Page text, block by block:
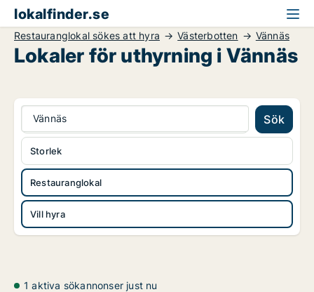
lokalfinder.se
Restauranglokal sökes att hyra Västerbotten Vännäs
Lokaler för uthyrning i Vännäs
Vännäs Sök
Restauranglokal
Vill hyra
Storlek
1 aktiva sökannonser just nu